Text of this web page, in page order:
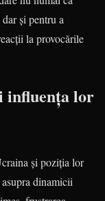
și pentru a
la provocările
influența lor
și poziția lor
dinamicii